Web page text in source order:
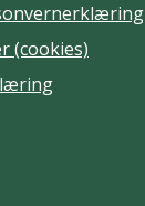
(cookies)